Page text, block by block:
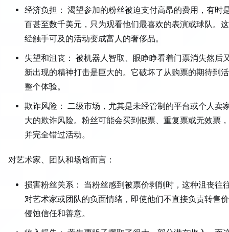
经济负担： 渴望参加的粉丝被迫支付高昂的费用，有时
百甚至数千美元，只为观看他们最喜欢的表演或球队。
经触手可及的活动变成富人的奢侈品。
失望和沮丧： 被机器人智取、眼睁睁看着门票消失然后
新出现的精神打击是巨大的。它破坏了从购票的期待到
整个体验。
欺诈风险： 二级市场，尤其是未经管制的平台或个人卖
大的欺诈风险。粉丝可能会买到假票、重复票或无效票
并完全错过活动。
对艺术家、团队和场馆而言：
损害粉丝关系： 当粉丝感到被票价剥削时，这种沮丧往
对艺术家或团队的负面情绪，即使他们不直接负责转售
侵蚀信任和善意。